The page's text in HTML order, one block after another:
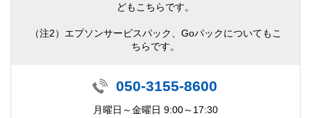
どもこちらです。
（注2）エプソンサービスパック、Goパックについてもこ
ちらです。
050-3155-8600
月曜日～金曜日 9:00～17:30